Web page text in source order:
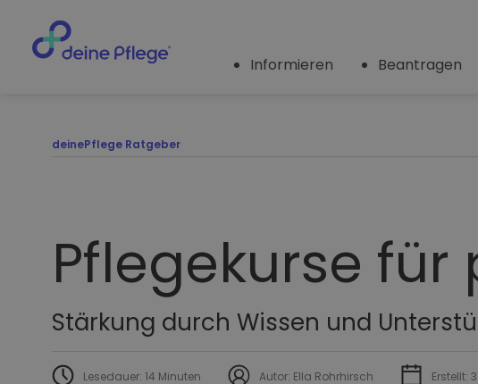
Informieren Beantragen
deinePflege Ratgeber
Pflegekurse
Stärkung durch Wissen und
Lesedauer: 14 Minuten Autor: Ella Rohrhirsch Erstellt: